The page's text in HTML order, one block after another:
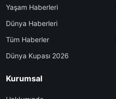
Yaşam Haberleri
Dünya Haberleri
Tüm Haberler
Dünya Kupası 2026
Kurumsal